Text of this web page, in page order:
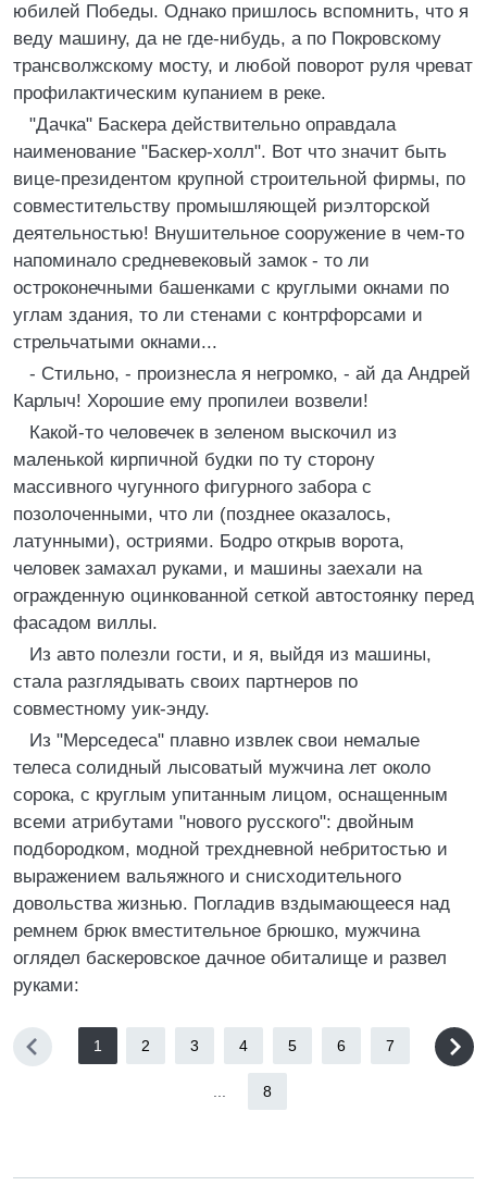
юбилей Победы. Однако пришлось вспомнить, что я
веду машину, да не где-нибудь, а по Покровскому
трансволжскому мосту, и любой поворот руля чреват
профилактическим купанием в реке.
"Дачка" Баскера действительно оправдала
наименование "Баскер-холл". Вот что значит быть
вице-президентом крупной строительной фирмы, по
совместительству промышляющей риэлторской
деятельностью! Внушительное сооружение в чем-то
напоминало средневековый замок - то ли
остроконечными башенками с круглыми окнами по
углам здания, то ли стенами с контрфорсами и
стрельчатыми окнами...
- Стильно, - произнесла я негромко, - ай да Андрей
Карлыч! Хорошие ему пропилеи возвели!
Какой-то человечек в зеленом выскочил из
маленькой кирпичной будки по ту сторону
массивного чугунного фигурного забора с
позолоченными, что ли (позднее оказалось,
латунными), остриями. Бодро открыв ворота,
человек замахал руками, и машины заехали на
огражденную оцинкованной сеткой автостоянку перед
фасадом виллы.
Из авто полезли гости, и я, выйдя из машины,
стала разглядывать своих партнеров по
совместному уик-энду.
Из "Мерседеса" плавно извлек свои немалые
телеса солидный лысоватый мужчина лет около
сорока, с круглым упитанным лицом, оснащенным
всеми атрибутами "нового русского": двойным
подбородком, модной трехдневной небритостью и
выражением вальяжного и снисходительного
довольства жизнью. Погладив вздымающееся над
ремнем брюк вместительное брюшко, мужчина
оглядел баскеровское дачное обиталище и развел
руками:
1 2 3 4 5 6 7
8